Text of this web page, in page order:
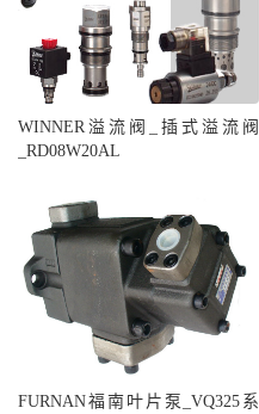
WINNER溢流阀_插式溢流阀
_RD08W20AL
FURNAN福南叶片泵_VQ325系